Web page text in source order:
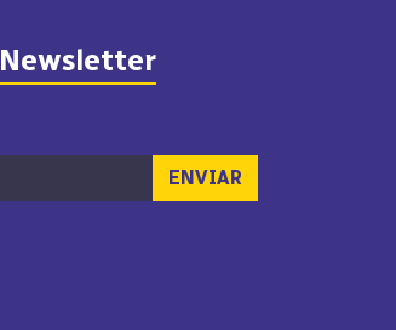
Newsletter